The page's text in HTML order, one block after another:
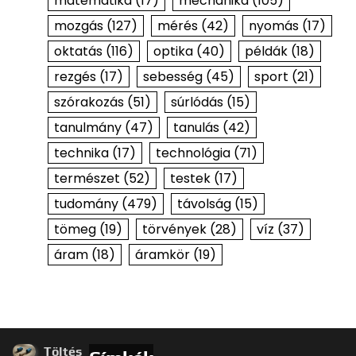
mozgás(127) mérés(42) nyomás(17)
oktatás(116) optika(40) példák(18)
rezgés(17) sebesség(45) sport (21)
szórakozás(51) súrlódás(15)
tanulmány(47) tanulás(42)
technika(17) technológia(71)
természet (52) testek(17)
tudomány(479) távolság(15)
tömeg(19) törvények(28) víz (37)
áram(18) áramkör(19)
Töltés